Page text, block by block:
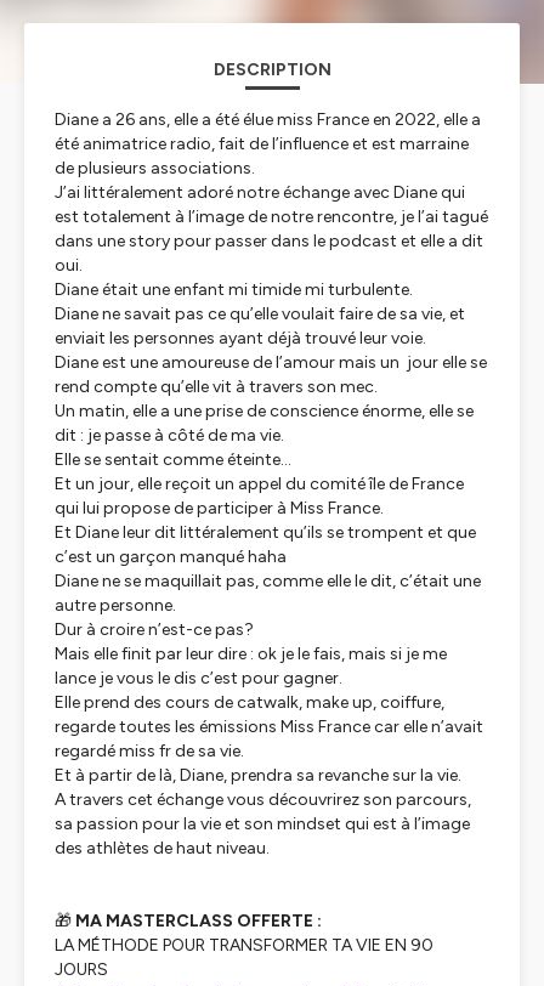
DESCRIPTION
Diane a 26 ans, elle a été élue miss France en 2022, elle a
été animatrice radio, fait de l’influence et est marraine
de plusieurs associations.
J’ai littéralement adoré notre échange avec Diane qui
est totalement à l’image de notre rencontre, je l’ai tagué
dans une story pour passer dans le podcast et elle a dit
oui.
Diane était une enfant mi timide mi turbulente.
Diane ne savait pas ce qu’elle voulait faire de sa vie, et
enviait les personnes ayant déjà trouvé leur voie.
Diane est une amoureuse de l’amour mais un jour elle se
rend compte qu’elle vit à travers son mec.
Un matin, elle a une prise de conscience énorme, elle se
dit : je passe à côté de ma vie.
Elle se sentait comme éteinte…
Et un jour, elle reçoit un appel du comité île de France
qui lui propose de participer à Miss France.
Et Diane leur dit littéralement qu’ils se trompent et que
c’est un garçon manqué haha
Diane ne se maquillait pas, comme elle le dit, c’était une
autre personne.
Dur à croire n’est-ce pas?
Mais elle finit par leur dire : ok je le fais, mais si je me
lance je vous le dis c’est pour gagner.
Elle prend des cours de catwalk, make up, coiffure,
regarde toutes les émissions Miss France car elle n’avait
regardé miss fr de sa vie.
Et à partir de là, Diane, prendra sa revanche sur la vie.
A travers cet échange vous découvrirez son parcours,
sa passion pour la vie et son mindset qui est à l’image
des athlètes de haut niveau.
🎁 MA MASTERCLASS OFFERTE :
LA MÉTHODE POUR TRANSFORMER TA VIE EN 90
JOURS